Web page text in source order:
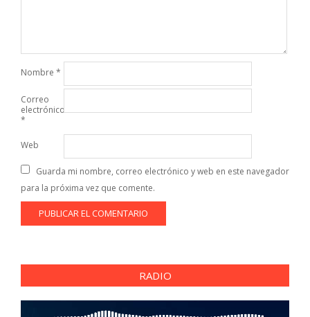
Nombre *
Correo
electrónico
*
Web
Guarda mi nombre, correo electrónico y web en este navegador
para la próxima vez que comente.
RADIO